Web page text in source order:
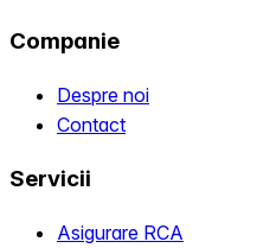
Companie
Despre noi
Contact
Servicii
Asigurare RCA